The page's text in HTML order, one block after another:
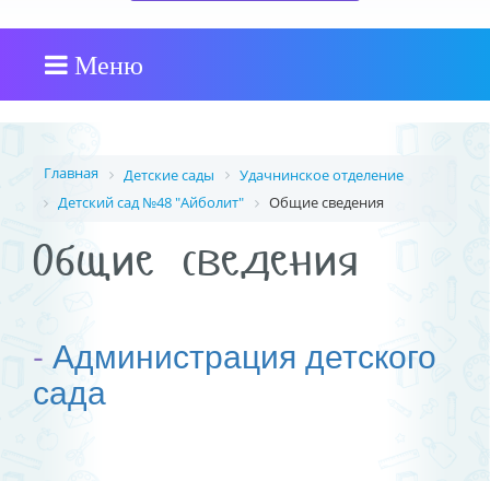
Меню
Главная Детские сады
Удачнинское отделение
Детский сад №48 "Айболит"
Общие сведения
Общие сведения
- Администрация детского
сада